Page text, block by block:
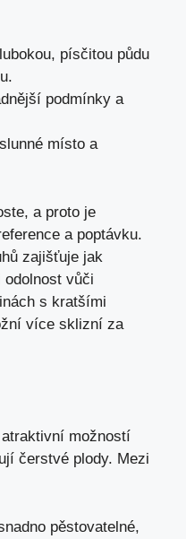
písčitou půdu
podmínky a
místo a
a proto je
a poptávku.
zajišťuje jak
vůči
s kratšími
více sklizní za
možností
čerstvé plody. Mezi
pěstovatelné,